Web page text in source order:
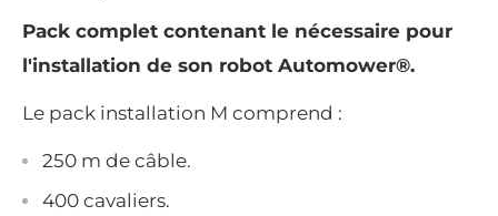
Pack complet contenant le nécessaire pour
l'installation de son robot Automower®.
Le pack installation M comprend :
250 m de câble.
400 cavaliers.